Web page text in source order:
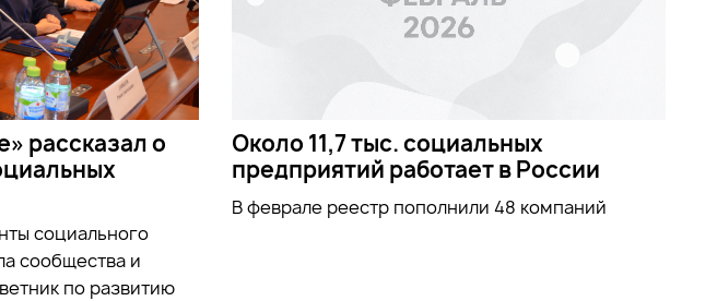
рассказал о
социального
сообщества и
по развитию
Около 11,7 тыс. социальных
предприятий работает в России
В феврале реестр пополнили 48 компаний